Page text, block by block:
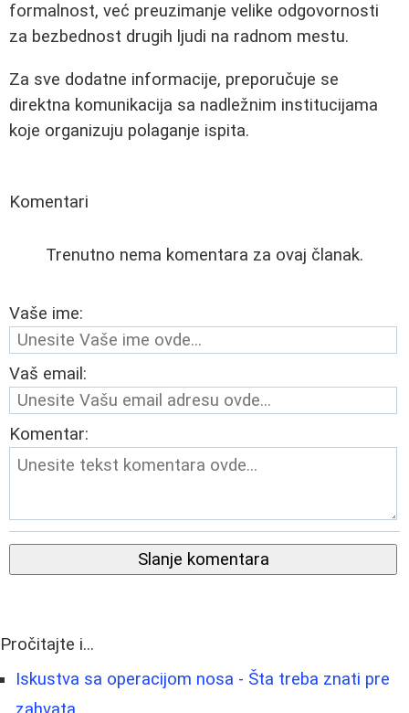
formalnost, već preuzimanje velike odgovornosti
za bezbednost drugih ljudi na radnom mestu.
Za sve dodatne informacije, preporučuje se
direktna komunikacija sa nadležnim institucijama
koje organizuju polaganje ispita.
Komentari
Trenutno nema komentara za ovaj članak.
Vaše ime:
Vaš email:
Komentar:
Slanje komentara
Pročitajte i...
Iskustva sa operacijom nosa - Šta treba znati pre